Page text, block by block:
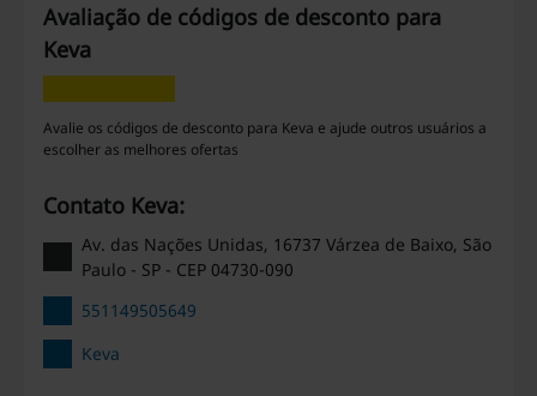
Avaliação de códigos de desconto para
Keva
Avalie os códigos de desconto para Keva e ajude outros usuários a
escolher as melhores ofertas
Contato Keva:
Av. das Nações Unidas, 16737 Várzea de Baixo, São
Paulo - SP - CEP 04730-090
551149505649
Keva